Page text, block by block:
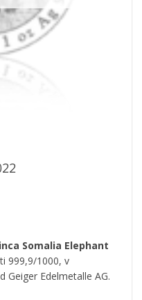
Somalia Elephant
999,9/1000, v
Geiger Edelmetalle AG.